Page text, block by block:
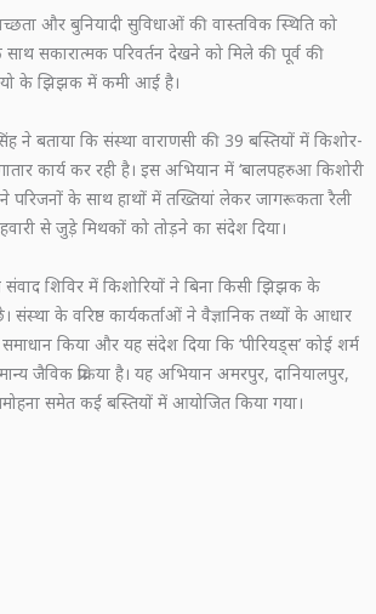
और बुनियादी सुविधाओं की वास्तविक स्थिति को
साथ सकारात्मक परिवर्तन देखने को मिले की पूर्व की
के झिझक में कमी आई है।
ने बताया कि संस्था वाराणसी की 39 बस्तियों में किशोर-
कार्य कर रही है। इस अभियान में ‘बालपहरुआ किशोरी
परिजनों के साथ हाथों में तख्तियां लेकर जागरूकता रैली
से जुड़े मिथकों को तोड़ने का संदेश दिया।
संवाद शिविर में किशोरियों ने बिना किसी झिझक के
संस्था के वरिष्ठ कार्यकर्ताओं ने वैज्ञानिक तथ्यों के आधार
किया और यह संदेश दिया कि ‘पीरियड्स’ कोई शर्म
जैविक प्रक्रिया है। यह अभियान अमरपुर, दानियालपुर,
समेत कई बस्तियों में आयोजित किया गया।